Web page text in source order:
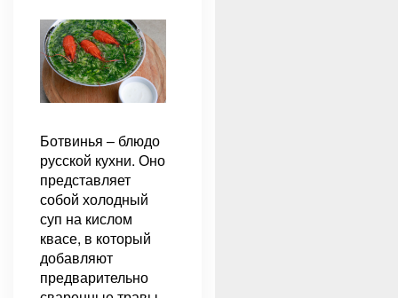
Ботвинья – блюдо
русской кухни. Оно
представляет
собой холодный
суп на кислом
квасе, в который
добавляют
предварительно